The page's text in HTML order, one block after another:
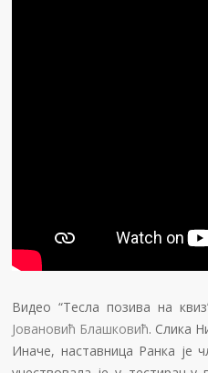
Видео “Тесла позива на
Јовановић Блашковић. Слика
Иначе, наставница Ранка је